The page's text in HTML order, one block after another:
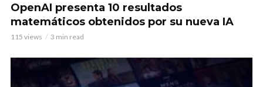
OpenAI presenta 10 resultados
matemáticos obtenidos por su nueva IA
115 views 3 min read